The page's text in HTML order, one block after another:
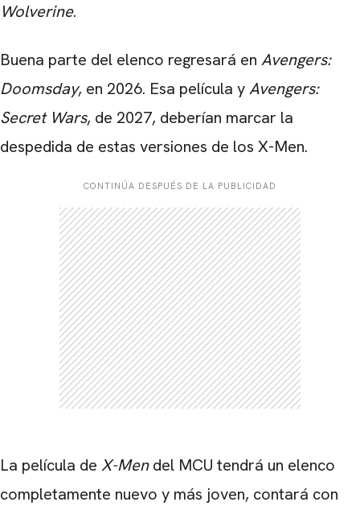
Wolverine.
Buena parte del elenco regresará en Avengers:
Doomsday, en 2026. Esa película yAvengers:
Secret Wars, de 2027, deberían marcar la
despedida de estas versiones de los X-Men.
CONTINÚA DESPUÉS DE LA PUBLICIDAD
La película de X-Mendel MCU tendrá un elenco
completamente nuevo y más joven, contará con